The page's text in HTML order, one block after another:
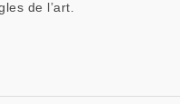
de l’art.